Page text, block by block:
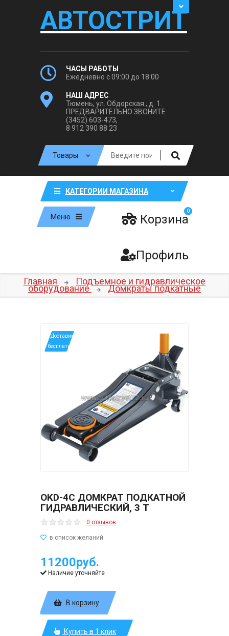
АВТОСТРИТ
ЧАСЫ РАБОТЫ
Ежедневно с 09:00 до 18:00
НАШ АДРЕС
Тюмень, ул. Обдорская , д. 1.
ПРЕДВАРИТЕЛЬНО ЗВОНИТЕ
(3452) 603-473,
8 912 390 88 23
КАТЕГОРИИ МАГАЗИНА
Меню Корзина
0
Профиль
Главная Подъемное и гидравлическое
оборудование Домкраты подкатные
*Доставим
бесплатно
OKD-4C ДОМКРАТ ПОДКАТНОЙ
ГИДРАВЛИЧЕСКИЙ, 3 Т
0 отзывов
11200руб.
Наличие уточняйте
В корзину
Купить в 1 клик